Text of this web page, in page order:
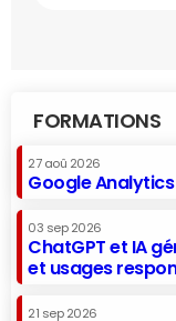
FORMATIONS
27 aoû 2026
Google Analytics
03 sep 2026
ChatGPT et IA
et usages
21 sep 2026